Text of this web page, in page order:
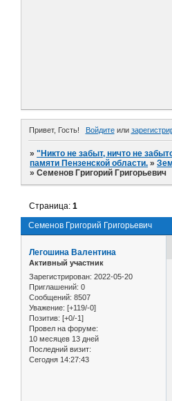
Привет, Гость! Войдитеили
»"Никто не забыт, ничто не
памяти Пензенской области. »
»Семенов Григорий Григорьевич
Семенов Григорий Григорьевич
Страница:1
Легошина Валентина
Активный участник
Зарегистрирован: 2022-05-20
Приглашений: 0
Сообщений: 8507
Уважение: [+119/-0]
Позитив: [+0/-1]
Провел на форуме:
10 месяцев 13 дней
Последний визит:
Сегодня 14:27:43